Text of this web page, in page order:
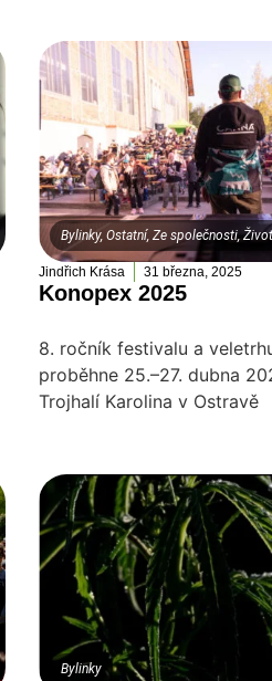
Bylinky,Ostatní,Ze společnosti,
Jindřich Krása 31 března, 2025
Konopex 2025
8. ročník festivalu a
proběhne 25.–27. dubna
Trojhalí Karolina v Ostravě
Bylinky